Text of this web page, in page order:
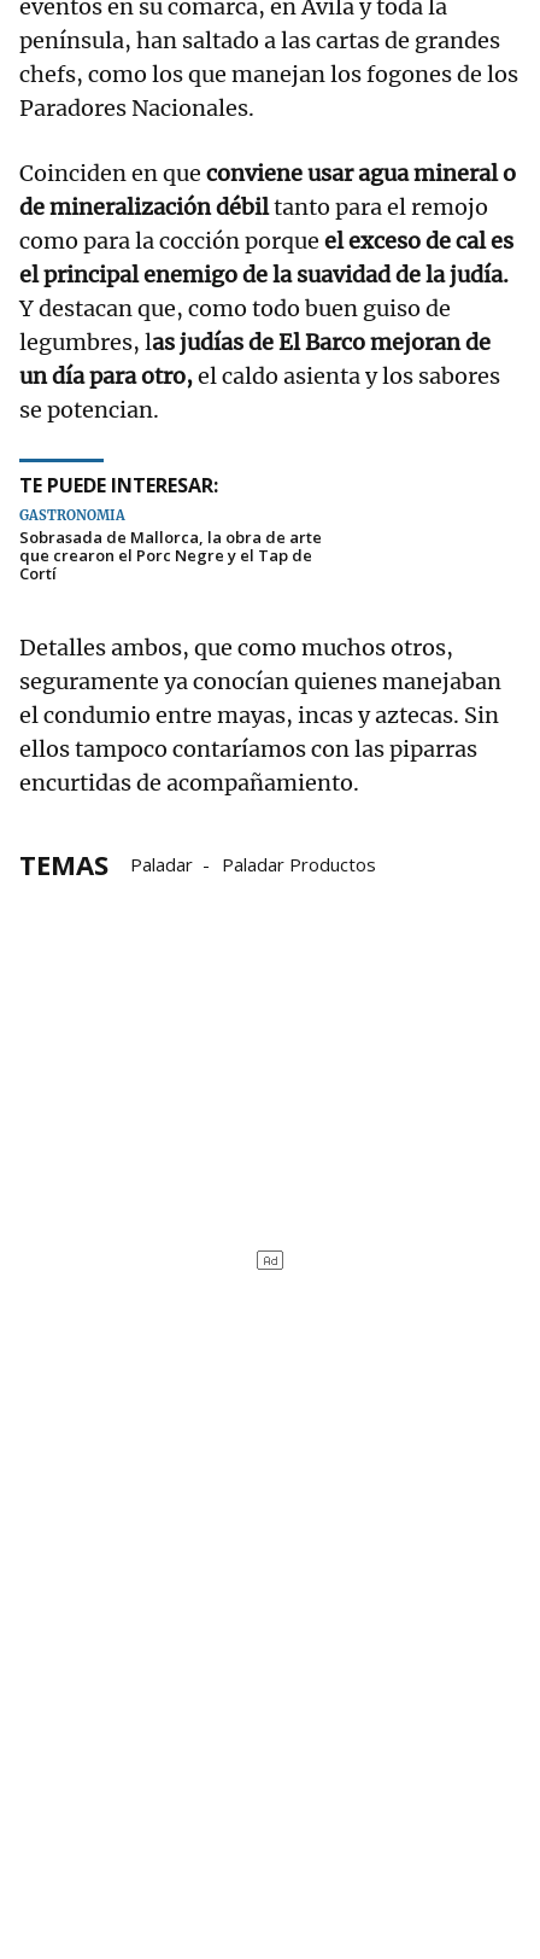
eventos en su comarca, en Ávila y toda la
península, han saltado a las cartas de grandes
chefs, como los que manejan los fogones de los
Paradores Nacionales.
Coinciden en que conviene usar agua mineral o
de mineralización débiltanto para el remojo
como para la cocción porque el exceso de cal es
el principal enemigo de la suavidad de la judía.
Y destacan que, como todo buen guiso de
legumbres, las judías de El Barco mejoran de
un día para otro,el caldo asienta y los sabores
se potencian.
TE PUEDE INTERESAR:
GASTRONOMÍA
Sobrasada de Mallorca, la obra de arte
que crearon el Porc Negre y el Tap de
Cortí
Detalles ambos, que como muchos otros,
seguramente ya conocían quienes manejaban
el condumio entre mayas, incas y aztecas. Sin
ellos tampoco contaríamos con las piparras
encurtidas de acompañamiento.
TEMAS Paladar Paladar Productos